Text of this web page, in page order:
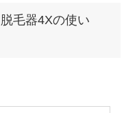
毛器4Xの使い